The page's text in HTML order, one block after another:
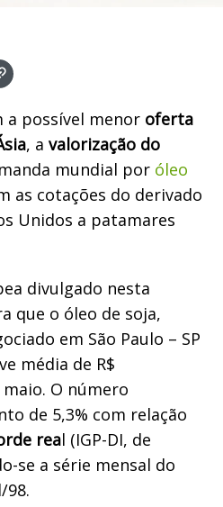
a possível menor oferta
, a valorização do
mundial por óleo
as cotações do derivado
Unidos a patamares
divulgado nesta
que o óleo de soja,
em São Paulo – SP
média de R$
O número
de 5,3% com relação
real (IGP-DI, de
se a série mensal do
98.